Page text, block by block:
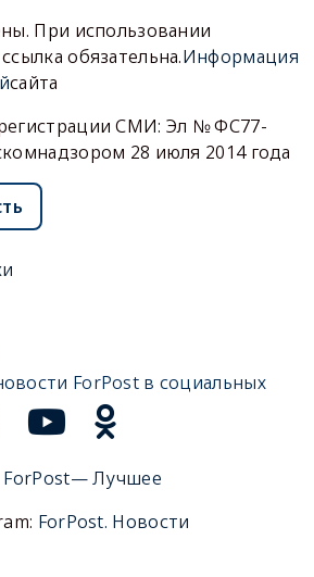
При использовании
обязательна.Информация
сайта
СМИ: Эл № ФС77-
28 июля 2014 года
ForPost в социальных
ForPost— Лучшее
ForPost. Новости